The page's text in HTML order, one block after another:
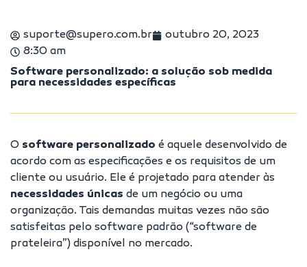
suporte@supero.com.br
outubro 20, 2023
8:30 am
Software personalizado: a solução sob medida
para necessidades específicas
O software personalizado é aquele desenvolvido de
acordo com as especificações e os requisitos de um
cliente ou usuário. Ele é projetado para atender às
necessidades únicas de um negócio ou uma
organização. Tais demandas muitas vezes não são
satisfeitas pelo software padrão (“software de
prateleira”) disponível no mercado.